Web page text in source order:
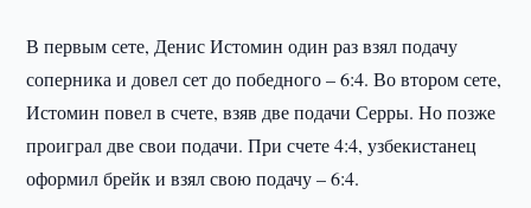
В первым сете, Денис Истомин один раз взял подачу
соперника и довел сет до победного – 6:4. Во втором сете,
Истомин повел в счете, взяв две подачи Серры. Но позже
проиграл две свои подачи. При счете 4:4, узбекистанец
оформил брейк и взял свою подачу – 6:4.